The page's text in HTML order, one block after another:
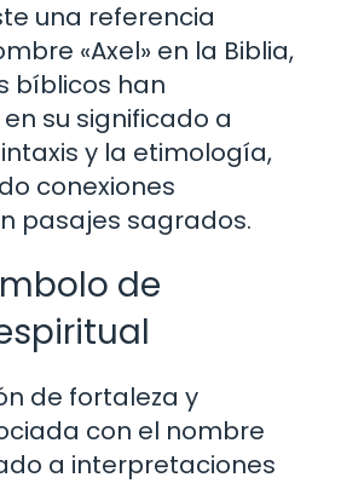
una referencia
«Axel» en la Biblia,
bíblicos han
su significado a
y la etimología,
conexiones
pasajes sagrados.
de
de fortaleza y
con el nombre
a interpretaciones